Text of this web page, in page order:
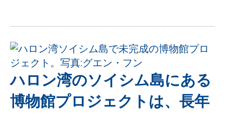
ハロン湾のソイシム島にある
博物館プロジェクトは、長年